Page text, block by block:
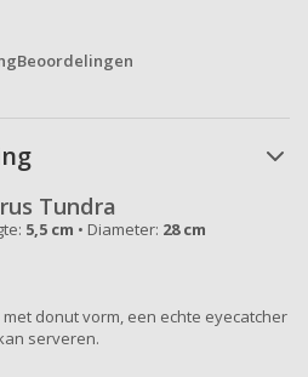
Beoordelingen
Tundra
5,5 cm • Diameter: 28 cm
donut vorm, een echte eyecatcher
serveren.